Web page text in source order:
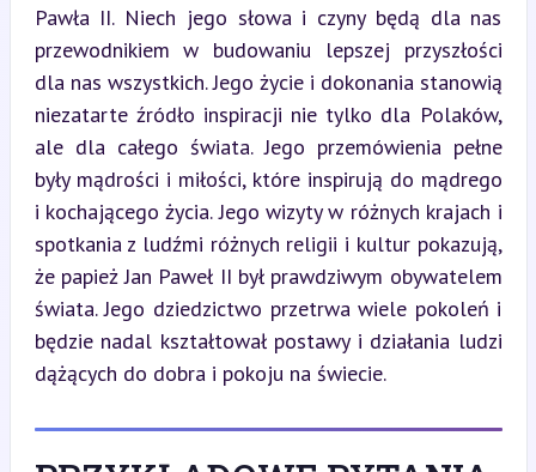
Pawła II. Niech jego słowa i czyny będą dla nas
przewodnikiem w budowaniu lepszej przyszłości
dla nas wszystkich. Jego życie i dokonania stanowią
niezatarte źródło inspiracji nie tylko dla Polaków,
ale dla całego świata. Jego przemówienia pełne
były mądrości i miłości, które inspirują do mądrego
i kochającego życia. Jego wizyty w różnych krajach i
spotkania z ludźmi różnych religii i kultur pokazują,
że papież Jan Paweł II był prawdziwym obywatelem
świata. Jego dziedzictwo przetrwa wiele pokoleń i
będzie nadal kształtował postawy i działania ludzi
dążących do dobra i pokoju na świecie.